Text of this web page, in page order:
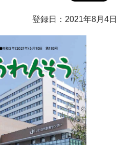
登録日：2021年8月4日